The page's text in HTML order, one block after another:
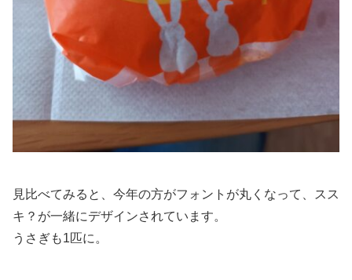
見比べてみると、今年の方がフォントが丸くなって、スス
キ？が一緒にデザインされています。
うさぎも1匹に。